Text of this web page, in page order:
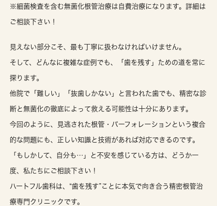
※細菌検査を含む無菌化根管治療は自費治療になります。詳細は
ご相談下さい！
見えない部分こそ、最も丁寧に扱わなければいけません。
そして、どんなに複雑な症例でも、「歯を残す」ための道を常に
探ります。
他院で「難しい」「抜歯しかない」と言われた歯でも、 精密な診
断と無菌化の徹底によって救える可能性は十分にあります。
今回のように、見逃された根管・パーフォレーションという複合
的な問題にも、 正しい知識と技術があれば対応できる のです。
「もしかして、自分も…」と不安を感じている方は、どうか一
度、私たちにご相談下さい！
ハートフル歯科は、“歯を残す”ことに本気で向き合う精密根管治
療専門クリニックです。